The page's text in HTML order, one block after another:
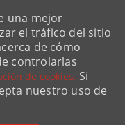
una mejor
el tráfico del sitio
de cómo
controlarlas
de cookies. Si
nuestro uso de